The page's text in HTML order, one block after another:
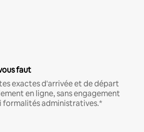
faut
exactes d'arrivée et de départ
en ligne, sans engagement
formalités administratives.*